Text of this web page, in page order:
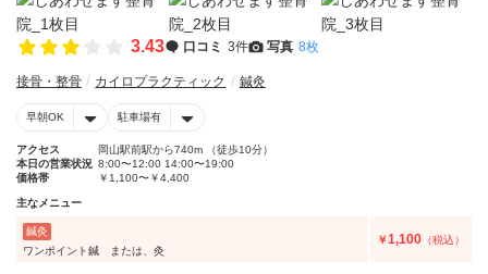
3.43 口コミ 3件 写真 8枚
接骨・整骨 カイロプラクティック 鍼灸
早朝OK 駐車場有
アクセス
岡山駅前駅から740m （徒歩10分）
本日の営業状況 8:00〜12:00 14:00〜19:00
価格帯
￥1,100〜￥4,400
主なメニュー
鍼灸
ワンポイント鍼 または、灸
￥1,100 （税込）